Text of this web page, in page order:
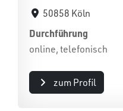
50858 Köln
Durchführung
online, telefonisch
zum Profil